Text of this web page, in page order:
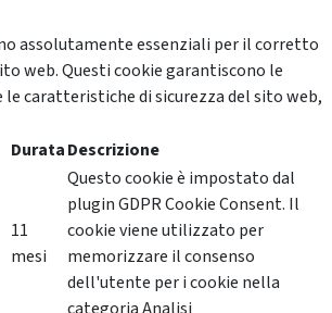
assolutamente essenziali per il corretto
web. Questi cookie garantiscono le
le caratteristiche di sicurezza del sito web,
DurataDescrizione
11
mesi
Questo cookie è impostato dal
plugin GDPR Cookie Consent. Il
cookie viene utilizzato per
memorizzare il consenso
dell'utente per i cookie nella